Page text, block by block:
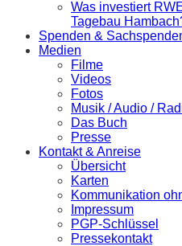
Was investiert
Tagebau
Spenden &
Medien
Filme
Videos
Fotos
Musik / Audio /
Das Buch
Presse
Kontakt & Anreise
Übersicht
Karten
Kommunikation
Impressum
PGP-Schlüssel
Pressekontakt